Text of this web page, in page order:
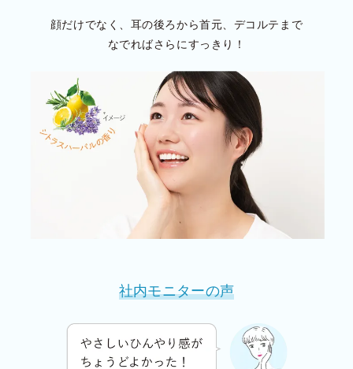
顔だけでなく、耳の後ろから首元、デコルテまで
なでればさらにすっきり！
社内モニターの声